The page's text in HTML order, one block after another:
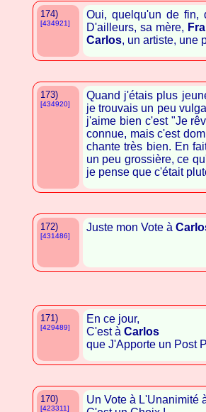
174)
[434921]
Oui, quelqu'un de fin,
D'ailleurs, sa mère,
Carlos, un artiste, une
173)
[434920]
Quand j'étais plus
je trouvais un peu
j'aime bien c'est "Je
connue, mais c'est
chante très bien. En
un peu grossière, ce
je pense que c'était
172)
[431486]
Juste mon Vote à
171)
[429489]
En ce jour,
C'est à Carlos
que J'Apporte un Post
170)
[423311]
Un Vote à L'Unanimité